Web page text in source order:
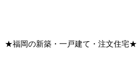
★福岡の新築・一戸建て・注文住宅★